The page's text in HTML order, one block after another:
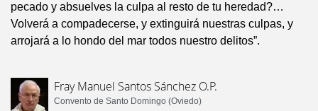
pecado y absuelves la culpa al resto de tu heredad?…
Volverá a compadecerse, y extinguirá nuestras culpas, y
arrojará a lo hondo del mar todos nuestro delitos”.
Fray Manuel Santos Sánchez O.P.
Convento de Santo Domingo (Oviedo)